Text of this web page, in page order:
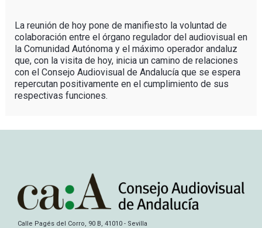
La reunión de hoy pone de manifiesto la voluntad de
colaboración entre el órgano regulador del audiovisual en
la Comunidad Autónoma y el máximo operador andaluz
que, con la visita de hoy, inicia un camino de relaciones
con el Consejo Audiovisual de Andalucía que se espera
repercutan positivamente en el cumplimiento de sus
respectivas funciones.
Calle Pagés del Corro, 90 B, 41010 - Sevilla